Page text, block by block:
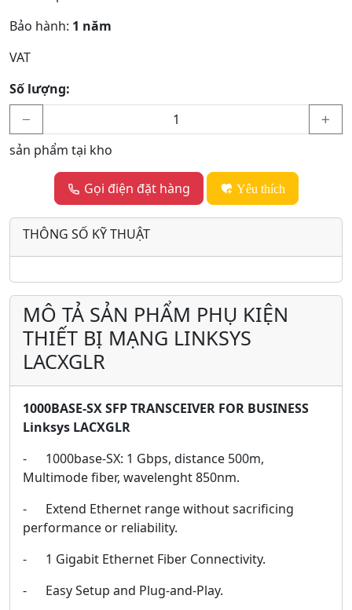
Bảo hành: 1 năm
VAT
Số lượng:
sản phẩm tại kho
Gọi điện đặt hàng Yêu thích
THÔNG SỐ KỸ THUẬT
MÔ TẢ SẢN PHẨM PHỤ KIỆN
THIẾT BỊ MẠNG LINKSYS
LACXGLR
1000BASE-SX SFP TRANSCEIVER FOR BUSINESS
Linksys LACXGLR
- 1000base-SX: 1 Gbps, distance 500m,
Multimode fiber, wavelenght 850nm.
- Extend Ethernet range without sacrificing
performance or reliability.
- 1 Gigabit Ethernet Fiber Connectivity.
- Easy Setup and Plug-and-Play.